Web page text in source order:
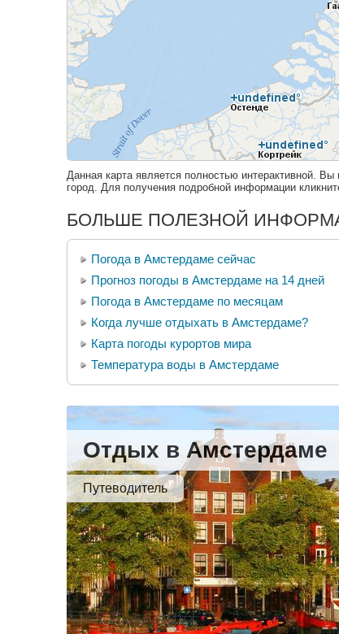
Данная карта является полностью интерактивной.
город. Для получения подробной информации
БОЛЬШЕ ПОЛЕЗНОЙ
Погода в Амстердаме сейчас
Прогноз погоды в Амстердаме на 14 дней
Погода в Амстердаме по месяцам
Когда лучше отдыхать в Амстердаме?
Карта погоды курортов мира
Температура воды в Амстердаме
Отдых в Амстердаме
Путеводитель